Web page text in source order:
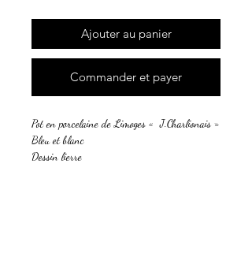
Ajouter au panier
Commander et payer
Pot en porcelaine de Limoges « J.Charlionais »
Bleu et blanc
Dessin lierre